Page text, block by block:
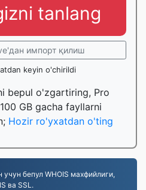
tanlang
импорт қилиш
keyin o'chirildi
bepul o'zgartiring, Pro
GB gacha fayllarni
Hozir ro'yxatdan o'ting
бепул WHOIS махфийлиги,
ва SSL.